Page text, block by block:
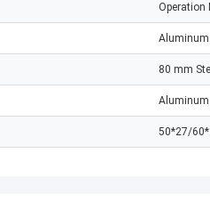
Operation
Aluminum
80 mm
50*27/